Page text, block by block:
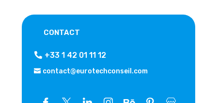
CONTACT
+33 1 42 01 11 12
contact@eurotechconseil.com